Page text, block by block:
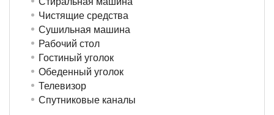
Чистящие средства
Сушильная машина
Рабочий стол
Гостиный уголок
Обеденный уголок
Телевизор
Спутниковые каналы